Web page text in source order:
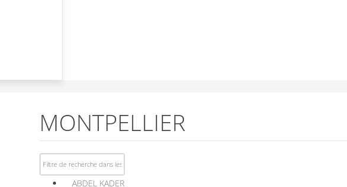
MONTPELLIER
ABDEL KADER